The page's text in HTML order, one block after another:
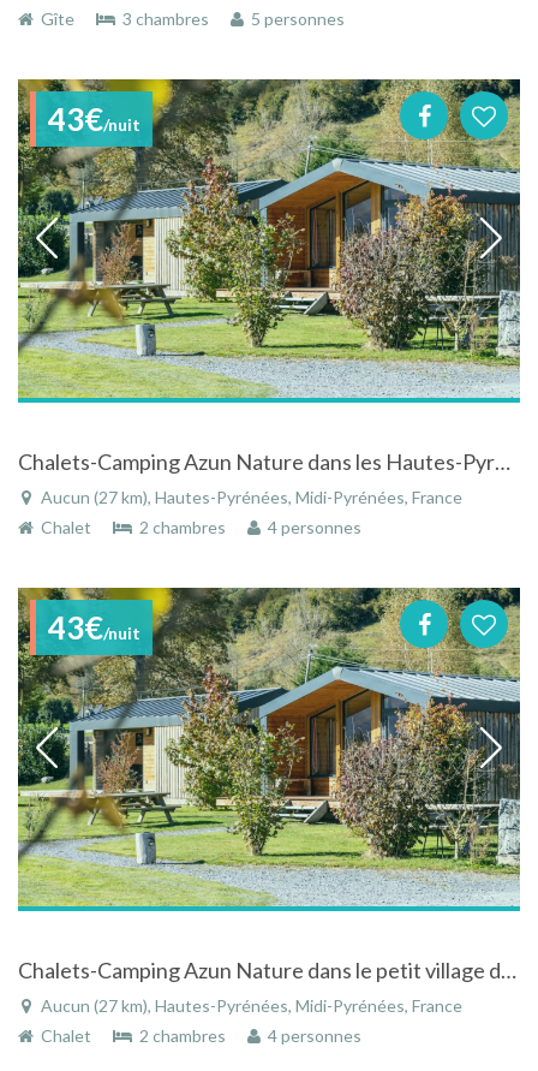
Gîte 3 chambres 5 personnes
43€/nuit
Chalets-Camping Azun Nature dans les Hautes-Pyrénées à AUCUN
Aucun (27 km), Hautes-Pyrénées, Midi-Pyrénées, France
Chalet
2 chambres 4 personnes
43€/nuit
Chalets-Camping Azun Nature dans le petit village de montagne d'Aucun dans les Hautes-Pyrénées
Aucun (27 km), Hautes-Pyrénées, Midi-Pyrénées, France
Chalet
2 chambres 4 personnes